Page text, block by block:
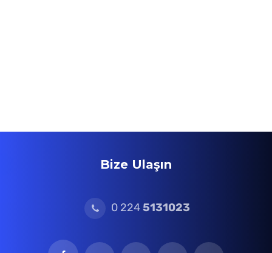
Bize Ulaşın
0 2245131023